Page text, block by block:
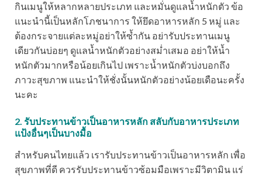
กินเมนูให้หลากหลายประเภท และหมั่นดูแลน้ำหนักตัว ข้อ
แนะนำนี้เป็นหลักโภชนาการ ให้ยึดอาหารหลัก 5 หมู่ และ
ต้องกระจายแต่ละหมู่อย่าให้ซ้ำกัน อย่ารับประทานเมนู
เดียวกันบ่อยๆ ดูแลน้ำหนักตัวอย่างสม่ำเสมอ อย่าให้น้ำ
หนักตัวมากหรือน้อยเกินไป เพราะน้ำหนักตัวบ่งบอกถึง
ภาวะสุขภาพ แนะนำให้ชั่งนั้นหนักตัวอย่างน้อยเดือนะครั้ง
นะคะ
2. รับประทานข้าวเป็นอาหารหลัก สลับกับอาหารประเภท
แป้งอื่นๆเป็นบางมื้อ
สำหรับคนไทยแล้ว เรารับประทานข้าวเป็นอาหารหลัก เพื่อ
สุขภาพที่ดี ควรรับประทานข้าวซ้อมมือเพราะมีวิตามิน แร่